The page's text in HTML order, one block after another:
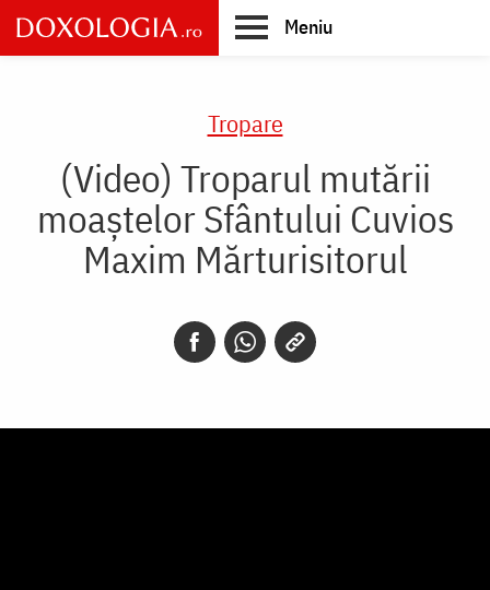
Skip
to
main
Meniu
Tropare
(Video) Troparul mutării
moaștelor Sfântului Cuvios
Maxim Mărturisitorul